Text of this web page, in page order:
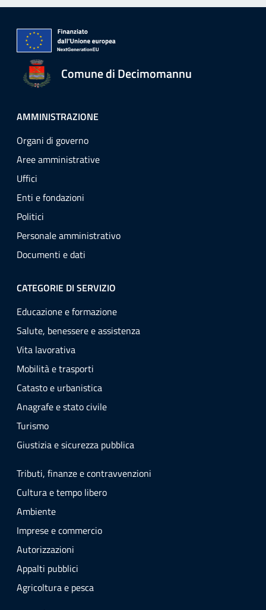
Comune di Decimomannu
AMMINISTRAZIONE
Organi di governo
Aree amministrative
Uffici
Enti e fondazioni
Politici
Personale amministrativo
Documenti e dati
CATEGORIE DI SERVIZIO
Educazione e formazione
Salute, benessere e assistenza
Vita lavorativa
Mobilità e trasporti
Catasto e urbanistica
Anagrafe e stato civile
Turismo
Giustizia e sicurezza pubblica
Tributi, finanze e contravvenzioni
Cultura e tempo libero
Ambiente
Imprese e commercio
Autorizzazioni
Appalti pubblici
Agricoltura e pesca